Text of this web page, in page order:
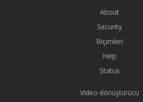
About
Security
Biçimleri
Help
Status
Video dönüştürücü